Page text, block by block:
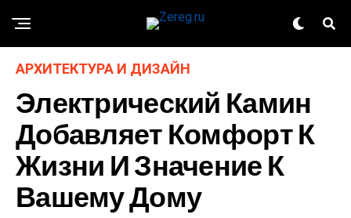
АРХИТЕКТУРА И ДИЗАЙН
Электрический Камин
Добавляет Комфорт К
Жизни И Значение К
Вашему Дому